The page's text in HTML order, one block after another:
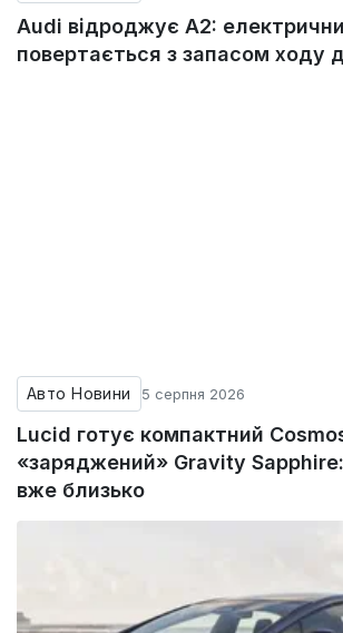
Audi відроджує A2:
повертається з запасом ходу
Авто Новини 5 серпня 2026
Lucid готує компактний
«заряджений» Gravity
вже близько